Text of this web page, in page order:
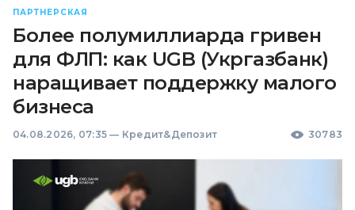
ПАРТНЕРСКАЯ
Более полумиллиарда гривен
для ФЛП: как UGB (Укргазбанк)
наращивает поддержку малого
бизнеса
04.08.2026, 07:35 — Кредит&Депозит 30783